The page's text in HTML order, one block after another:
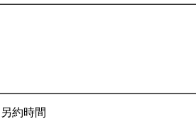
另約時間